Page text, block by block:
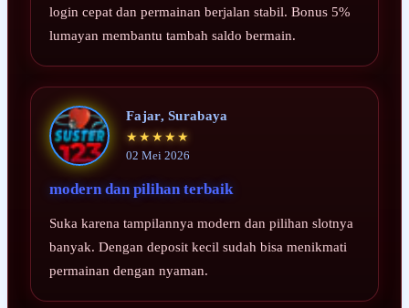
login cepat dan permainan berjalan stabil. Bonus 5%
lumayan membantu tambah saldo bermain.
Fajar, Surabaya
★★★★★
02 Mei 2026
modern dan pilihan terbaik
Suka karena tampilannya modern dan pilihan slotnya
banyak. Dengan deposit kecil sudah bisa menikmati
permainan dengan nyaman.